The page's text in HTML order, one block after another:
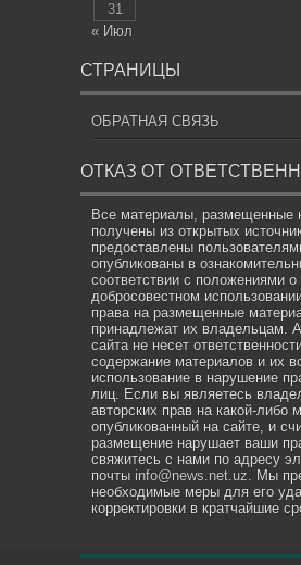
31
« Июл
СТРАНИЦЫ
ОБРАТНАЯ СВЯЗЬ
ОТКАЗ ОТ
Все материалы, размещенные
получены из открытых
предоставлены
опубликованы в
соответствии с положениями о
добросовестном
права на размещенные
принадлежат их владельцам.
сайта не несет
содержание материалов и их
использование в нарушение
лиц. Если вы являетесь
авторских прав на какой-либо
опубликованный на сайте, и
размещение нарушает ваши
свяжитесь с нами по адресу
почты info@news.net.uz . Мы
необходимые меры для его
корректировки в кратчайшие